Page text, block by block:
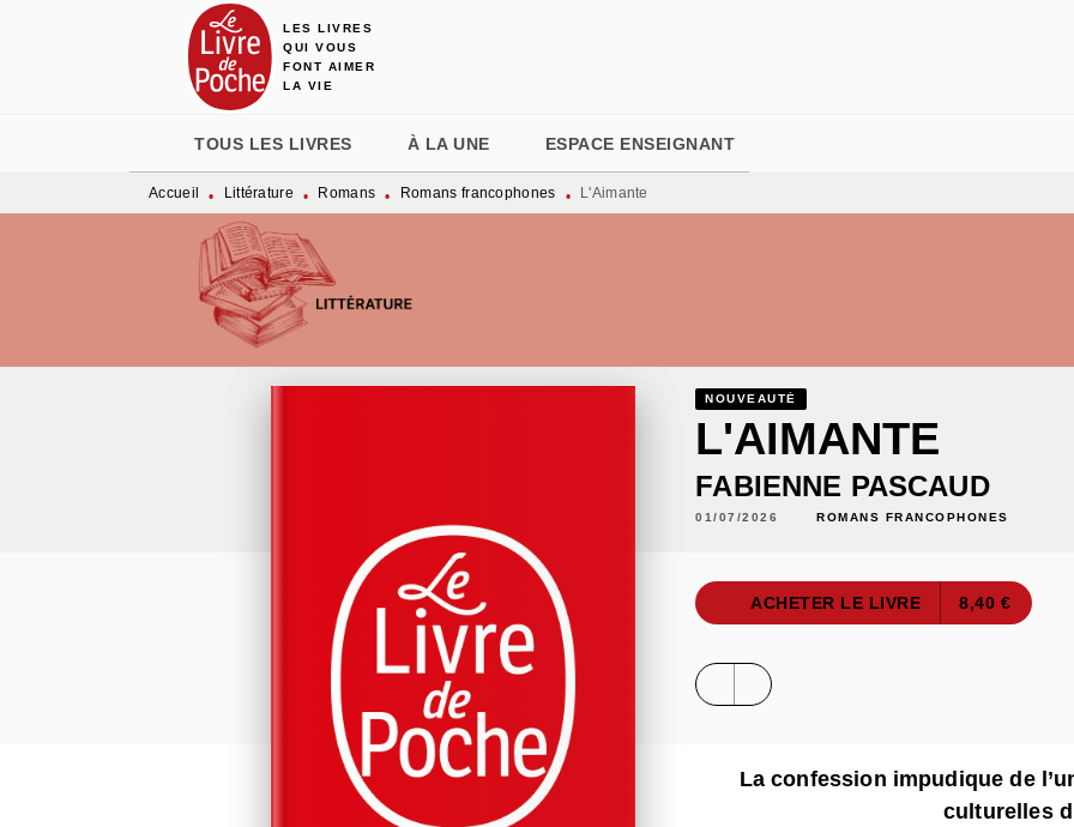
MENU RECHERCHE
LES LIVRES
QUI VOUS
FONT AIMER
LA VIE
TOUS LES LIVRES À LA UNE ESPACE ENSEIGNANT
Accueil • Littérature • Romans • Romans francophones • L'Aimante
NOUVEAUTÉ
L'AIMANTE
FABIENNE PASCAUD
01/07/2026 ROMANS FRANCOPHONES
ACHETER LE LIVRE 8,40 €
La confession impudique de
culturelles